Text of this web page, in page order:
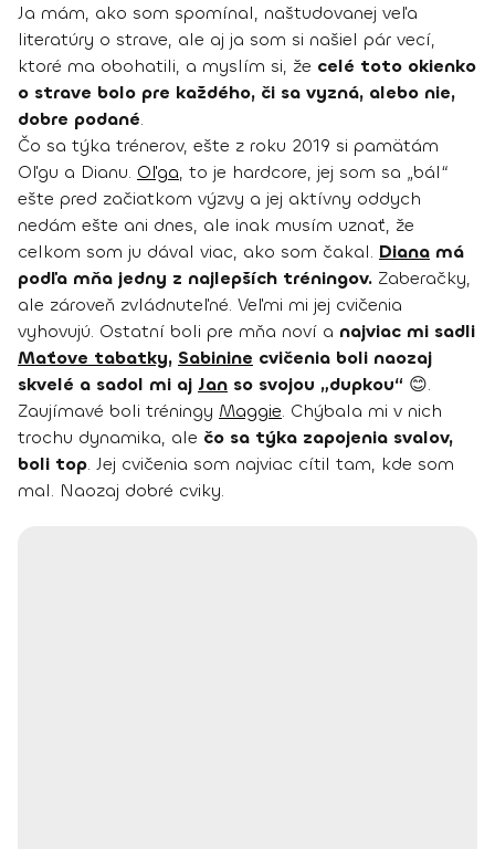
Ja mám, ako som spomínal, naštudovanej veľa
literatúry o strave, ale aj ja som si našiel pár vecí,
ktoré ma obohatili, a myslím si, že celé toto okienko
o strave bolo pre každého, či sa vyzná, alebo nie,
dobre podané.
Čo sa týka trénerov, ešte z roku 2019 si pamätám
Oľgu a Dianu. Oľga, to je hardcore, jej som sa „bál“
ešte pred začiatkom výzvy a jej aktívny oddych
nedám ešte ani dnes, ale inak musím uznať, že
celkom som ju dával viac, ako som čakal. Diana má
podľa mňa jedny z najlepších tréningov. Zaberačky,
ale zároveň zvládnuteľné. Veľmi mi jej cvičenia
vyhovujú. Ostatní boli pre mňa noví a najviac mi sadli
Maťove tabatky, Sabinine cvičenia boli naozaj
skvelé a sadol mi aj Jan so svojou „dupkou“ 😊.
Zaujímavé boli tréningy Maggie. Chýbala mi v nich
trochu dynamika, ale čo sa týka zapojenia svalov,
boli top. Jej cvičenia som najviac cítil tam, kde som
mal. Naozaj dobré cviky.